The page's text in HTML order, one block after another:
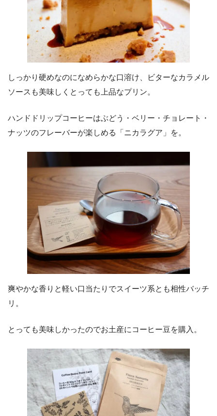
しっかり硬めなのになめらかな口溶け、ビターなカラメル
ソースも美味しくとっても上品なプリン。
ハンドドリップコーヒーはぶどう・ベリー・チョレート・
ナッツのフレーバーが楽しめる「ニカラグア」を。
爽やかな香りと軽い口当たりでスイーツ系とも相性バッチ
リ。
とっても美味しかったのでお土産にコーヒー豆を購入。